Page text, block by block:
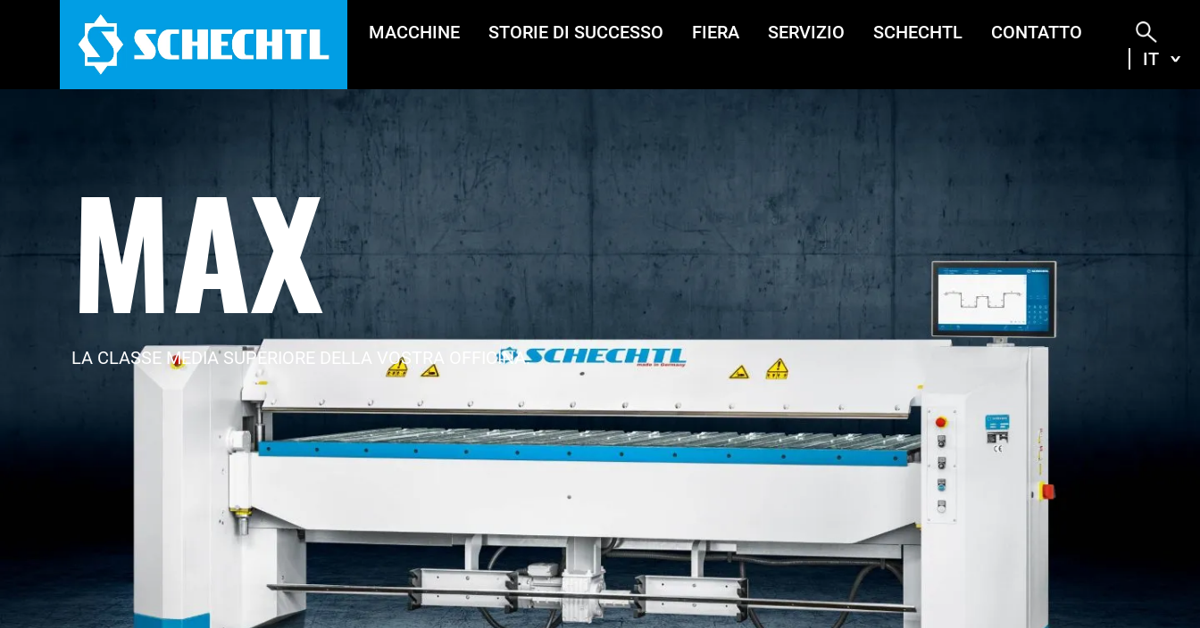
MACCHINE STORIE DI SUCCESSO FIERA SERVIZIO SCHECHTL
CONTATTO
IT
MAX
LA CLASSE MEDIA SUPERIORE DELLA VOSTRA OFFICINA.